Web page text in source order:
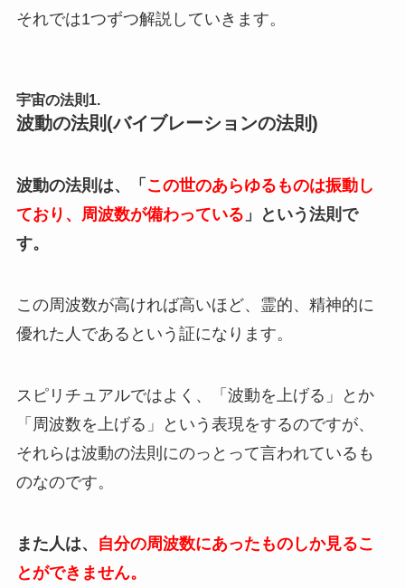
それでは1つずつ解説していきます。
宇宙の法則1.
波動の法則(バイブレーションの法則)
波動の法則は、「 この世のあらゆるものは振動し
ており、周波数が備わっている 」という法則で
す。
この周波数が高ければ高いほど、霊的、精神的に
優れた人であるという証になります。
スピリチュアルではよく、「波動を上げる」とか
「周波数を上げる」という表現をするのですが、
それらは波動の法則にのっとって言われているも
のなのです。
また人は、
自分の周波数にあったものしか見るこ
とができません。